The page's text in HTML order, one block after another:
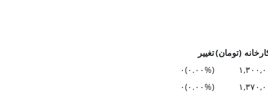
(تومان)تغییر
(۰.۰۰%)۰
(۰.۰۰%)۰